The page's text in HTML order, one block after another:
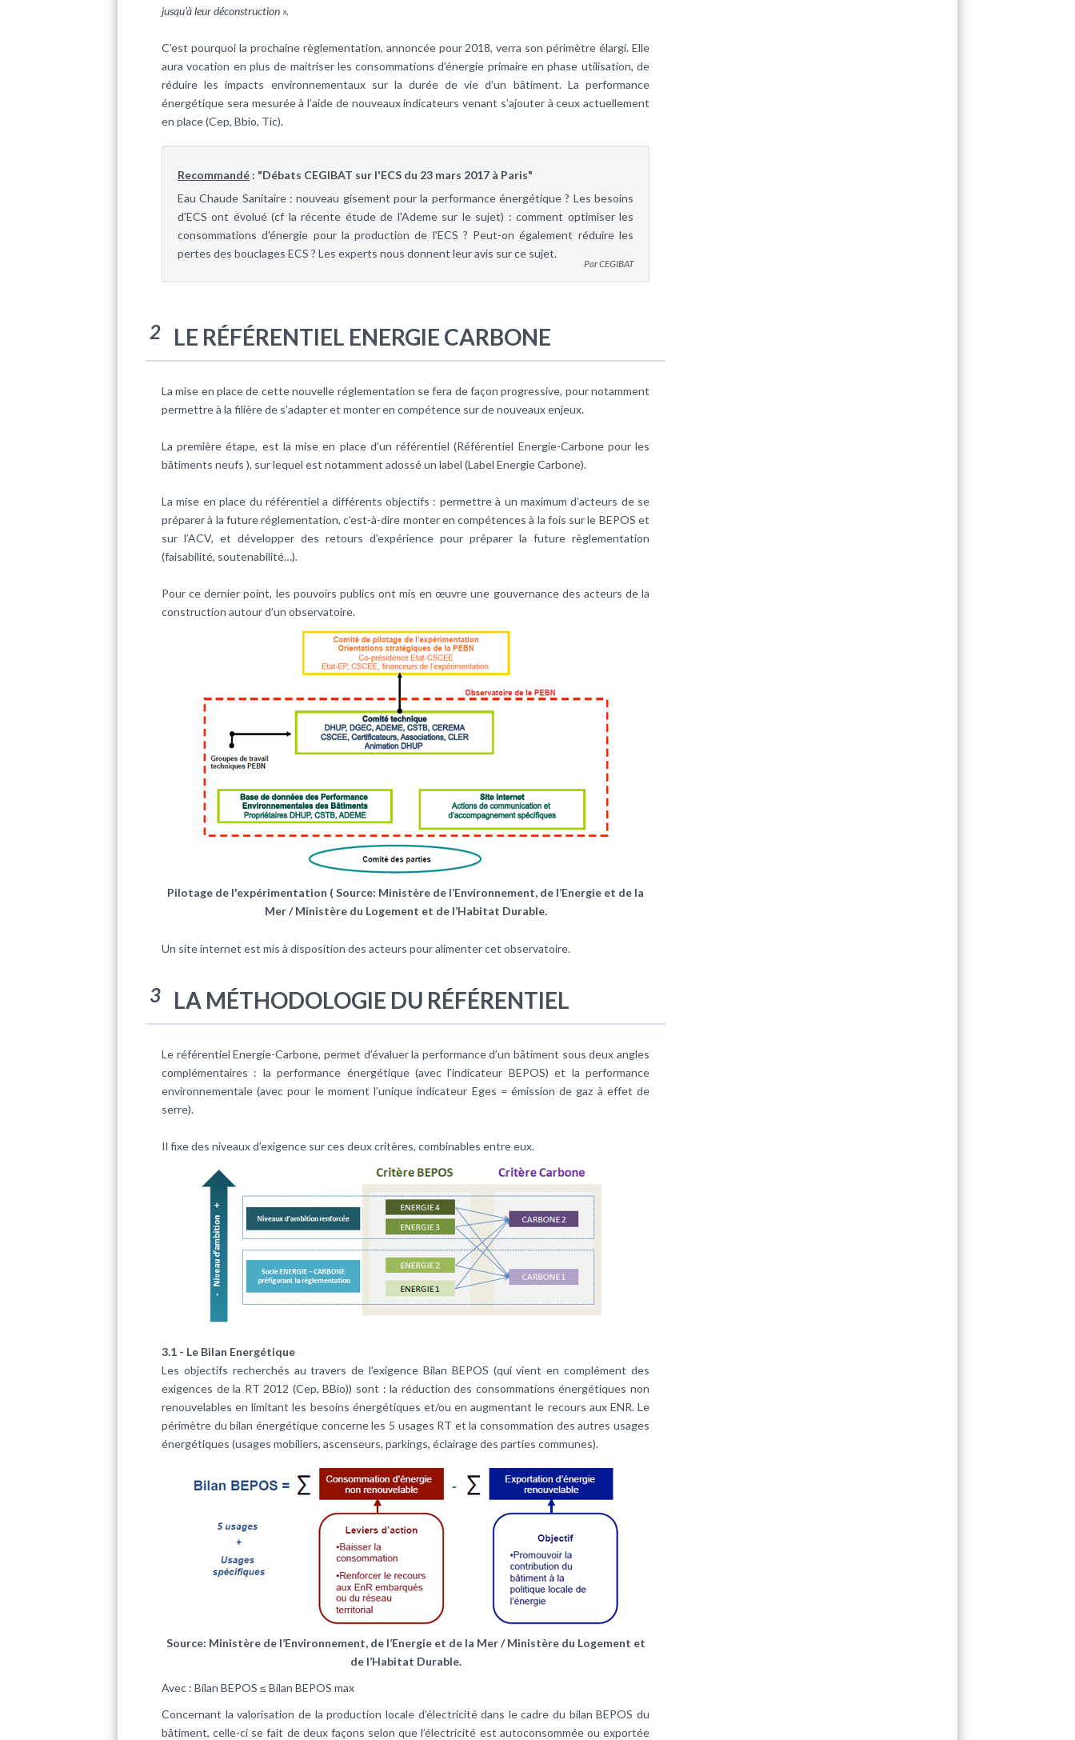
jusqu’à leur déconstruction ».
C’est pourquoi la prochaine règlementation, annoncée pour 2018, verra son périmètre élargi. Elle
aura vocation en plus de maitriser les consommations d’énergie primaire en phase utilisation, de
réduire les impacts environnementaux sur la durée de vie d’un bâtiment. La performance
énergétique sera mesurée à l’aide de nouveaux indicateurs venant s’ajouter à ceux actuellement
en place (Cep, Bbio, Tic).
Recommandé : "Débats CEGIBAT sur l'ECS du 23 mars 2017 à Paris"
Eau Chaude Sanitaire : nouveau gisement pour la performance énergétique ? Les besoins
d'ECS ont évolué (cf la récente étude de l'Ademe sur le sujet) : comment optimiser les
consommations d'énergie pour la production de l'ECS ? Peut-on également réduire les
pertes des bouclages ECS ? Les experts nous donnent leur avis sur ce sujet.
Par CEGIBAT
2 LE RÉFÉRENTIEL ENERGIE CARBONE
La mise en place de cette nouvelle réglementation se fera de façon progressive, pour notamment
permettre à la filière de s’adapter et monter en compétence sur de nouveaux enjeux.
La première étape, est la mise en place d’un référentiel (Référentiel Energie-Carbone pour les
bâtiments neufs ), sur lequel est notamment adossé un label (Label Energie Carbone).
La mise en place du référentiel a différents objectifs : permettre à un maximum d’acteurs de se
préparer à la future réglementation, c'est-à-dire monter en compétences à la fois sur le BEPOS et
sur l’ACV, et développer des retours d’expérience pour préparer la future règlementation
(faisabilité, soutenabilité…).
Pour ce dernier point, les pouvoirs publics ont mis en œuvre une gouvernance des acteurs de la
construction autour d’un observatoire.
Pilotage de l'expérimentation ( Source: Ministère de l’Environnement, de l’Energie et de la
Mer / Ministère du Logement et de l’Habitat Durable.
Un site internet est mis à disposition des acteurs pour alimenter cet observatoire.
3 LA MÉTHODOLOGIE DU RÉFÉRENTIEL
Le référentiel Energie-Carbone, permet d’évaluer la performance d’un bâtiment sous deux angles
complémentaires : la performance énergétique (avec l’indicateur BEPOS) et la performance
environnementale (avec pour le moment l’unique indicateur Eges = émission de gaz à effet de
serre).
Il fixe des niveaux d’exigence sur ces deux critères, combinables entre eux.
3.1 - Le Bilan Energétique
Les objectifs recherchés au travers de l’exigence Bilan BEPOS (qui vient en complément des
exigences de la RT 2012 (Cep, BBio)) sont : la réduction des consommations énergétiques non
renouvelables en limitant les besoins énergétiques et/ou en augmentant le recours aux ENR. Le
périmètre du bilan énergétique concerne les 5 usages RT et la consommation des autres usages
énergétiques (usages mobiliers, ascenseurs, parkings, éclairage des parties communes).
Source: Ministère de l’Environnement, de l’Energie et de la Mer / Ministère du Logement et
de l’Habitat Durable.
Avec : Bilan BEPOS ≤ Bilan BEPOS max
Concernant la valorisation de la production locale d’électricité dans le cadre du bilan BEPOS du
bâtiment, celle-ci se fait de deux façons selon que l’électricité est autoconsommée ou exportée